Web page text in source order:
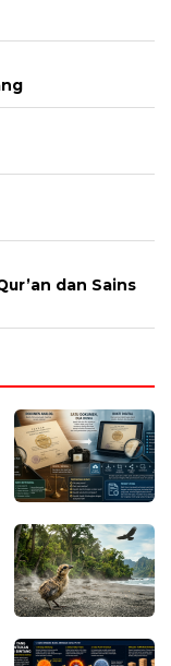
dan Sains